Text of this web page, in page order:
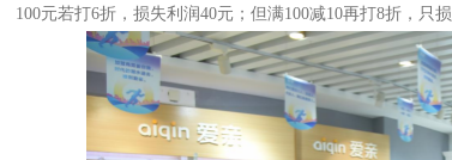
100元若打6折，损失利润40元；但满100减10再打8折，只